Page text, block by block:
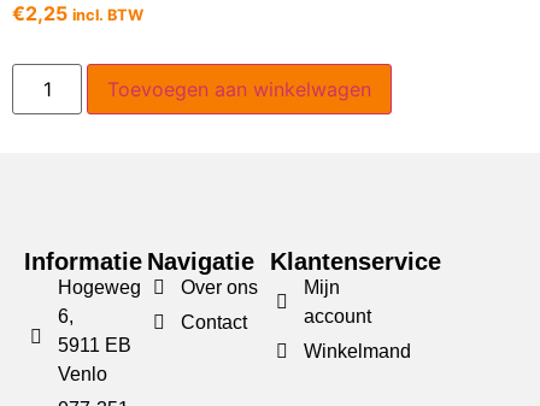
€2,25 incl. BTW
Toevoegen aan winkelwagen
Informatie
Hogeweg
6,
5911 EB
Venlo
Navigatie
Over ons
Contact
Klantenservice
Mijn
account
Winkelmand